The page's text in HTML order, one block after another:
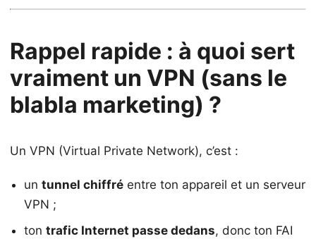
Rappel rapide : à quoi sert
vraiment un VPN (sans le
blabla marketing) ?
Un VPN (Virtual Private Network), c’est :
un tunnel chiffré entre ton appareil et un serveur
VPN ;
ton trafic Internet passe dedans, donc ton FAI